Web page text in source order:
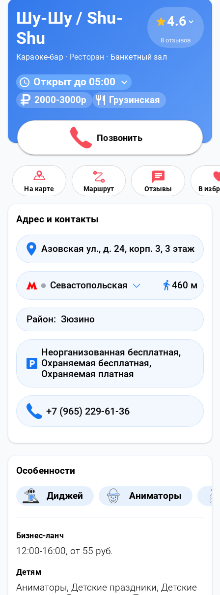
Шу-Шу / Shu-
Shu
4.6
8 отзывов
Караоке-бар· Ресторан · Банкетный зал
Открыт до 05:00
2000-3000р Грузинская
Позвонить
На карте Маршрут Отзывы В
Адрес и контакты
Азовская ул., д. 24, корп. 3, 3 этаж
Севастопольская 460 м
Район: Зюзино
Неорганизованная бесплатная,
Охраняемая бесплатная,
Охраняемая платная
+7 (965) 229-61-36
Особенности
Диджей Аниматоры
Бизнес-ланч
12:00-16:00, от 55 руб.
Детям
Аниматоры, Детские праздники, Детские